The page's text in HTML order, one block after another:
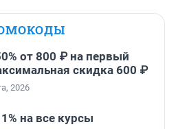
от 800 ₽ на первый
скидка 600 ₽
2026
на все курсы